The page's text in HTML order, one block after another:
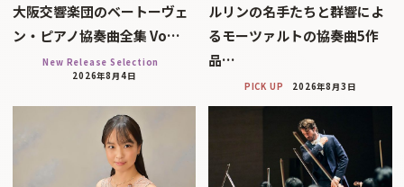
大阪交響楽団のベートーヴェ
ン・ピアノ協奏曲全集 Vo…
New Release Selection
2026年8月4日
ルリンの名手たちと群響によ
るモーツァルトの協奏曲5作
品…
PICK UP 2026年8月3日